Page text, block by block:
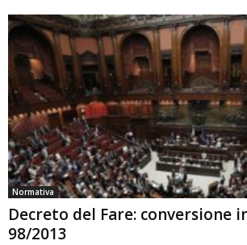
Normativa
Decreto del Fare: conversione
98/2013